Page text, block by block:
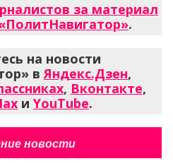
за материал
.
на новости
вЯндекс.Дзен,
, Вконтакте,
и YouTube.
новости